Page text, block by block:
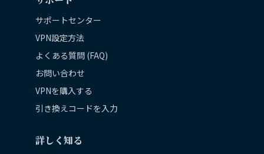
サポートセンター
VPN設定方法
よくある質問 (FAQ)
お問い合わせ
VPNを購入する
引き換えコードを入力
詳しく知る